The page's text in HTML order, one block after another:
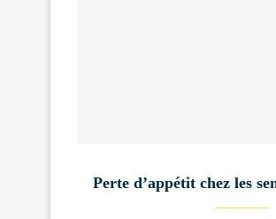
Perte d’appétit chez les